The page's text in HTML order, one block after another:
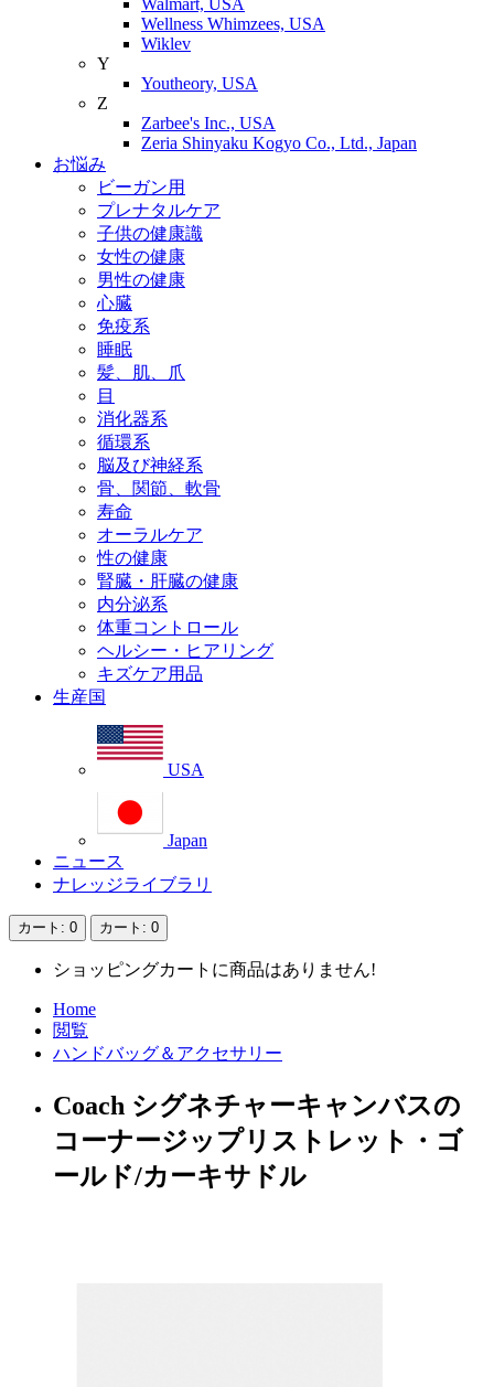
Wellness Whimzees, USA
Wiklev
Y
Youtheory, USA
Z
Zarbee's Inc., USA
Zeria Shinyaku Kogyo Co., Ltd., Japan
お悩み
ビーガン用
プレナタルケア
子供の健康識
女性の健康
男性の健康
心臓
免疫系
睡眠
髪、肌、爪
目
消化器系
循環系
脳及び神経系
骨、関節、軟骨
寿命
オーラルケア
性の健康
腎臓・肝臓の健康
内分泌系
体重コントロール
ヘルシー・ヒアリング
キズケア用品
生産国
USA
Japan
ニュース
ナレッジライブラリ
カート : 0 カート : 0
ショッピングカートに商品はありません!
Home
閲覧
ハンドバッグ＆アクセサリー
Coach シグネチャーキャンバスの
コーナージップリストレット・ゴ
ールド/カーキサドル